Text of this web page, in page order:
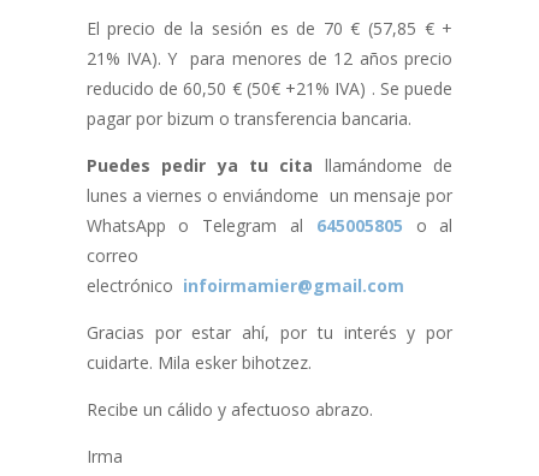
El precio de la sesión es de 70 € (57,85 € +
21% IVA). Y para menores de 12 años precio
reducido de 60,50 € (50€ +21% IVA) . Se puede
pagar por bizum o transferencia bancaria.
Puedes pedir ya tu cita llamándome de
lunes a viernes o enviándome un mensaje por
WhatsApp o Telegram al 645005805 o al
correo
electrónico infoirmamier@gmail.com
Gracias por estar ahí, por tu interés y por
cuidarte. Mila esker bihotzez.
Recibe un cálido y afectuoso abrazo.
Irma